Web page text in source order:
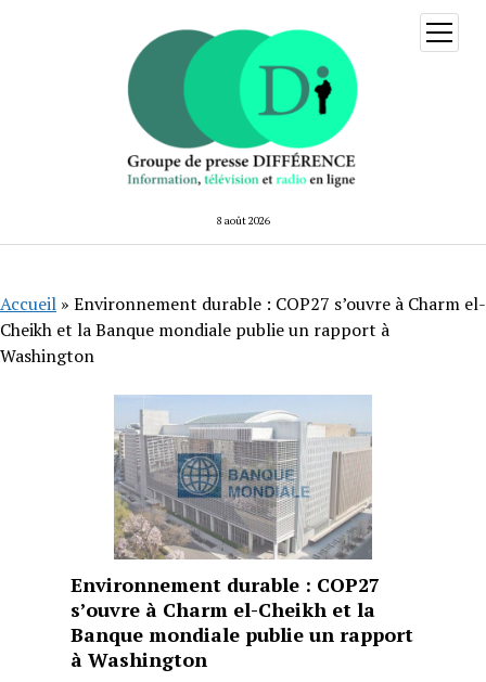
8 août 2026
ouvrir
menu
Accueil » Environnement durable : COP27 s’ouvre à Charm el-
Cheikh et la Banque mondiale publie un rapport à
Washington
Environnement durable : COP27
s’ouvre à Charm el-Cheikh et la
Banque mondiale publie un rapport
à Washington